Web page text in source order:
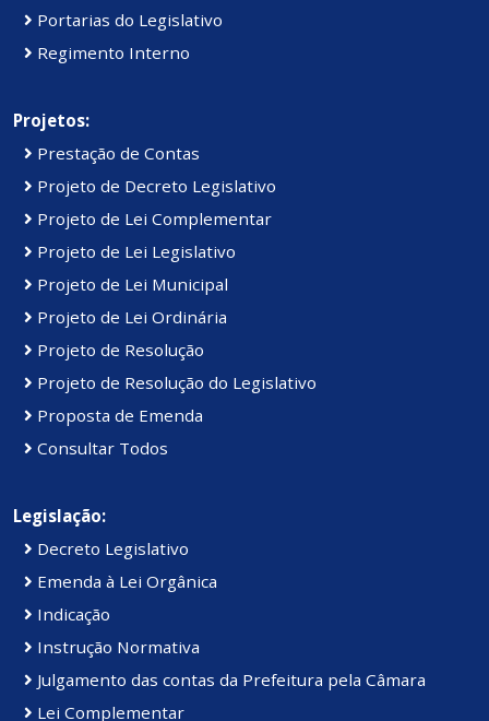
Portarias do Legislativo
Regimento Interno
Projetos:
Prestação de Contas
Projeto de Decreto Legislativo
Projeto de Lei Complementar
Projeto de Lei Legislativo
Projeto de Lei Municipal
Projeto de Lei Ordinária
Projeto de Resolução
Projeto de Resolução do Legislativo
Proposta de Emenda
Consultar Todos
Legislação:
Decreto Legislativo
Emenda à Lei Orgânica
Indicação
Instrução Normativa
Julgamento das contas da Prefeitura pela Câmara
Lei Complementar